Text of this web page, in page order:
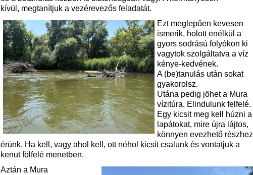
kívül, megtanítjuk a vezérevezős feladatát. ​
Ezt meglepően kevesen
ismerik, holott enélkül a
gyors sodrású folyókon ki
vagytok szolgáltatva a víz
kénye-kedvének.
A (be)tanulás után sokat
gyakorolsz.
Utána pedig jöhet a Mura
vízitúra. Elindulunk felfelé.
Egy kicsit meg kell húzni a
lapátokat, mire újra lájtos,
könnyen evezhető részhez
érünk. Ha kell, vagy ahol kell, ott néhol kicsit csalunk és vontatjuk a
kenut fölfelé menetben.
Aztán a Mura